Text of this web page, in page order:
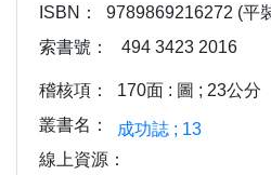
ISBN：
9789869216272 (平
索書號：
494 3423 2016
稽核項：
170面 : 圖 ; 23公分
叢書名：
成功誌 ; 13
線上資源：